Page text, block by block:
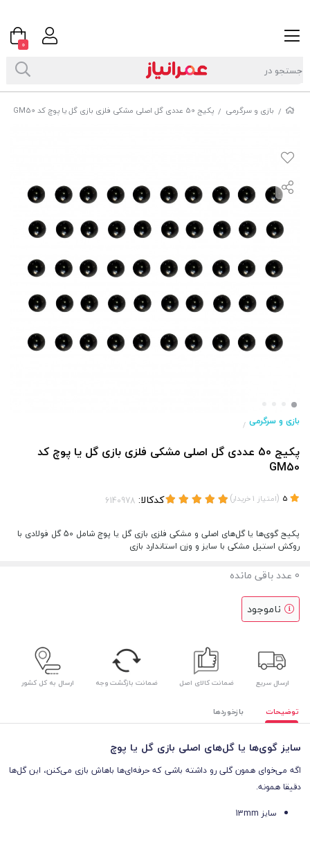
/ بازی و سرگرمی / پکیج 50 عددی گل‌ اصلی مشکی فلزی بازی گل یا پوچ کد GM50
بازی و سرگرمی /
پکیج 50 عددی گل‌ اصلی مشکی فلزی بازی گل یا پوچ کد
GM50
(امتیاز 1خریدار) کدکالا:
پکیج گوی‌ها یا گل‌های اصلی و مشکی فلزی بازی گل یا پوچ شامل 50 گل فولادی با
روکش استیل مشکی با سایز و وزن استاندارد بازی
0 عدد باقی مانده
ناموجود
ارسال سریع ضمانت کالای اصل ضمانت بازگشت وجه ارسال به کل کشور
توضیحات بازخوردها
سایز گوی‌ها یا گل‌های اصلی بازی گل یا پوچ
اگه می‌خوای همون گلی رو داشته باشی که حرفه‌ای‌ها باهاش بازی می‌کنن، این گل‌ها
دقیقا همونه.
سایز 13mm
0